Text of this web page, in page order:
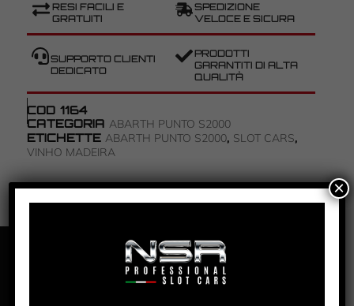
RESI FACILI E
GRATUITI
SPEDIZIONE
VELOCE E SICURA
SUPPORTO CLIENTI
DEDICATO
PRODOTTI
GARANTITI DI ALTA
QUALITÀ
COD 1164
CATEGORIA ABARTH PUNTO S2000
ETICHETTE ABARTH PUNTO S2000, SLOT CARS,
VINHO MADEIRA
PANORAMICA
×